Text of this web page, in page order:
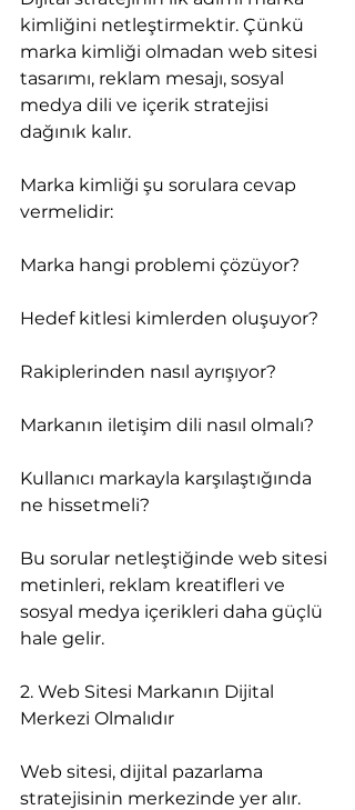
kimliğini netleştirmektir. Çünkü
marka kimliği olmadan web sitesi
tasarımı, reklam mesajı, sosyal
medya dili ve içerik stratejisi
dağınık kalır.
Marka kimliği şu sorulara cevap
vermelidir:
Marka hangi problemi çözüyor?
Hedef kitlesi kimlerden oluşuyor?
Rakiplerinden nasıl ayrışıyor?
Markanın iletişim dili nasıl olmalı?
Kullanıcı markayla karşılaştığında
ne hissetmeli?
Bu sorular netleştiğinde web sitesi
metinleri, reklam kreatifleri ve
sosyal medya içerikleri daha güçlü
hale gelir.
2. Web Sitesi Markanın Dijital
Merkezi Olmalıdır
Web sitesi, dijital pazarlama
stratejisinin merkezinde yer alır.